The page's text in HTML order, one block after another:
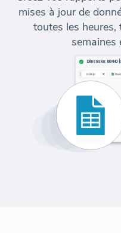
mises à jour de
toutes les
semaines